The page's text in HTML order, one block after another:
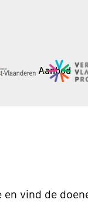
Aanbod
en vind de